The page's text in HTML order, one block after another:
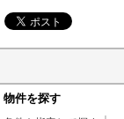
物件を探す